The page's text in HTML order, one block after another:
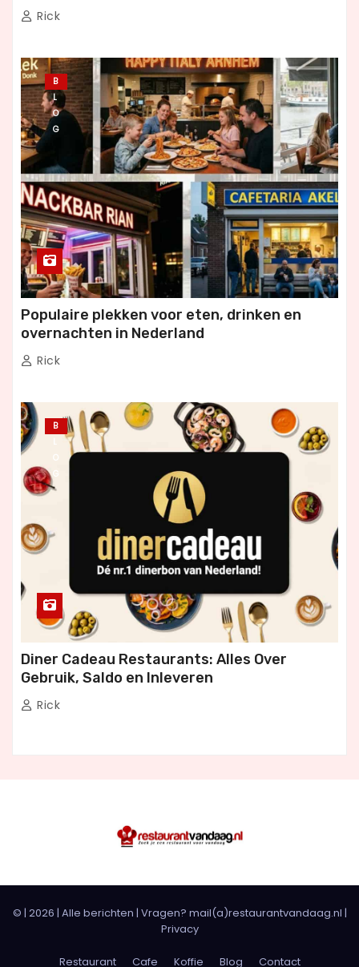
Rick
B
L
O
G
Populaire plekken voor eten, drinken en
overnachten in Nederland
Rick
B
L
O
G
Diner Cadeau Restaurants: Alles Over
Gebruik, Saldo en Inleveren
Rick
© | 2026 | Alle berichten | Vragen? mail(a)restaurantvandaag.nl |
Privacy
Restaurant Cafe Koffie Blog Contact